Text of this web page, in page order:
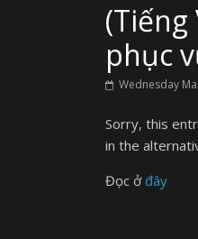
phục
Wednesday
Sorry, this
in the
Đọc ởđây